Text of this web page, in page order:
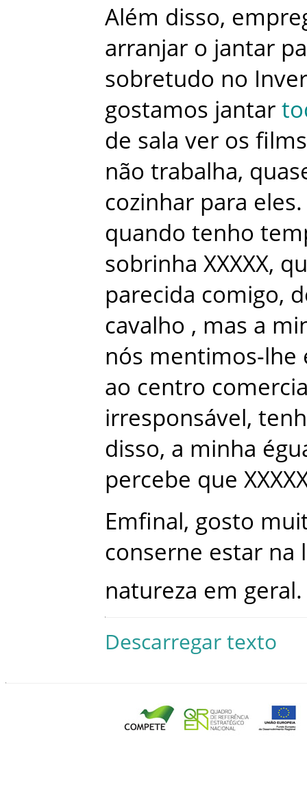
Além disso,
arranjar o jantar
sobretudo no
gostamos jantar
de sala ver os films
não trabalha,
cozinhar para eles.
quando tenho
sobrinha XXXXX,
parecida comigo,
cavalho , mas a
nós mentimos-lhe
ao centro
irresponsável,
disso, a minha
percebe que
Emfinal, gosto
conserne estar na
natureza em geral.
Descarregar texto